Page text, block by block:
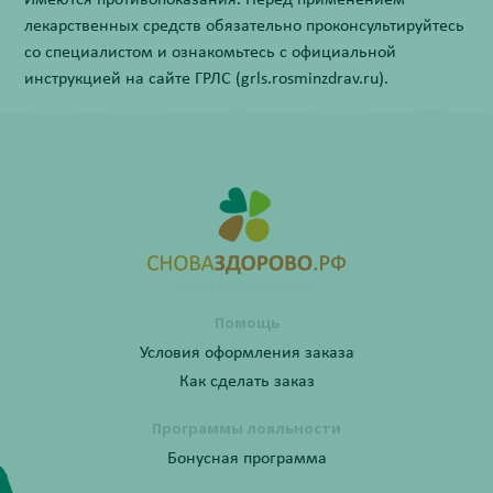
лекарственных средств обязательно проконсультируйтесь
со специалистом и ознакомьтесь с официальной
инструкцией на сайте ГРЛС (grls.rosminzdrav.ru).
Помощь
Условия оформления заказа
Как сделать заказ
Программы лояльности
Бонусная программа